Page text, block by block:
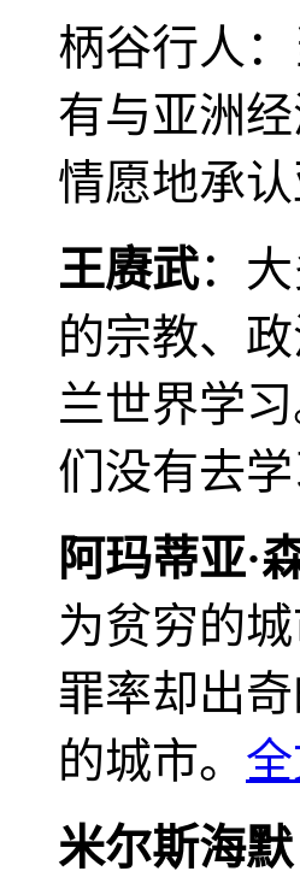
柄谷行人
有与亚洲
情愿地承
王赓武：
的宗教、
兰世界学
们没有去
阿玛蒂亚·
为贫穷的
罪率却出
的城市。
米尔斯海默